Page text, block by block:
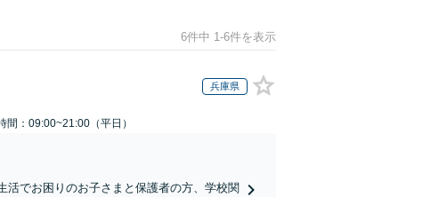
6件中 1-6件を表示
兵庫県
間：09:00~21:00（平日）
活でお困りのお子さまと保護者の方、学校関